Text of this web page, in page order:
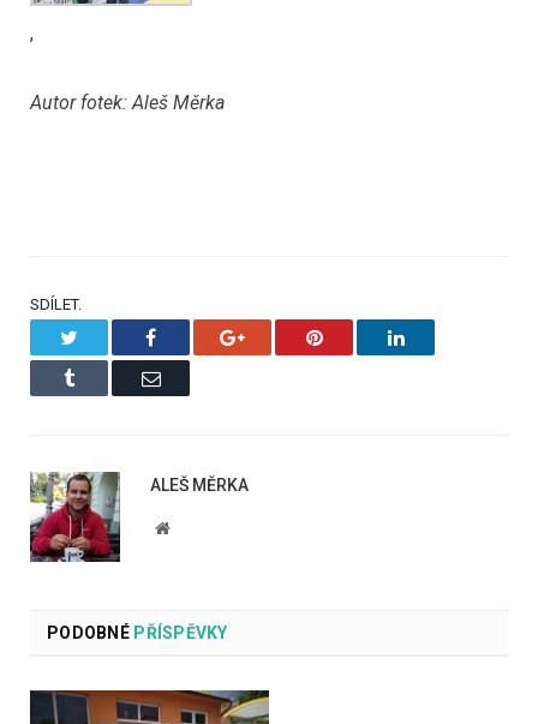
,
Autor fotek: Aleš Měrka
SDÍLET.
Facebook Google+ Pinterest LinkedIn
Tumblr Email
ALEŠ MĚRKA
Website
PODOBNÉPŘÍSPĚVKY